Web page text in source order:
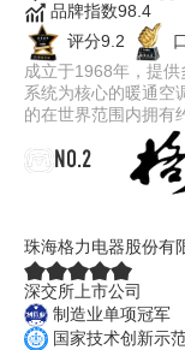
品牌指数98.4
评分9.2
成立于1968年，提
系统为核心的暖通空
的在世界范围内拥有
NO.2
珠海格力电器股份有
深交所上市公司
制造业单项冠军
国家技术创新示